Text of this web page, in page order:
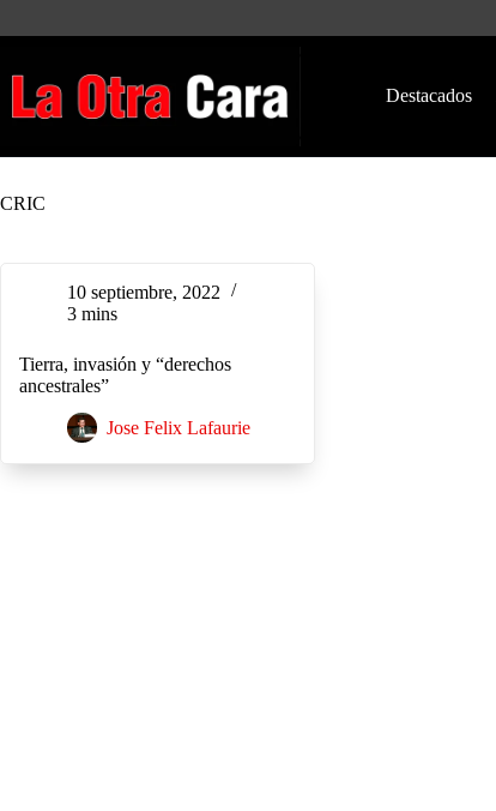
Destacados
CRIC
10 septiembre, 2022
3 mins
Tierra, invasión y “derechos
ancestrales”
Jose Felix Lafaurie